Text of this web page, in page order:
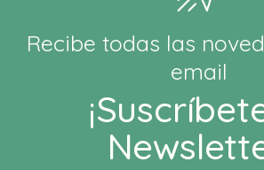
Recibe todas las
email